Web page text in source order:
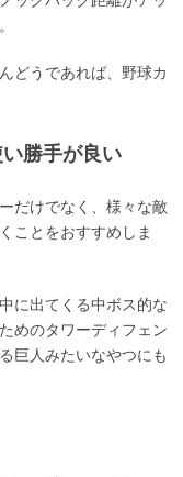
どうであれば、野球カ
勝手が良い
だけでなく、様々な敵
ことをおすすめしま
に出てくる中ボス的な
めのタワーディフェン
巨人みたいなやつにも